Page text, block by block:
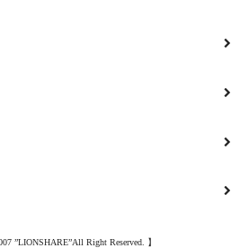
”LIONSHARE”All Right Reserved. 】